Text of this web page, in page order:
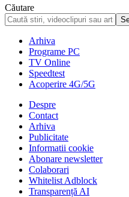
Căutare
Arhiva
Programe PC
TV Online
Speedtest
Acoperire 4G/5G
Despre
Contact
Arhiva
Publicitate
Informatii cookie
Abonare newsletter
Colaborari
Whitelist Adblock
Transparență AI